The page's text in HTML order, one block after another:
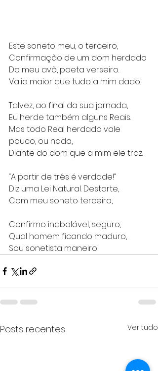
Este soneto meu, o terceiro,
Confirmação de um dom herdado
Do meu avô, poeta verseiro.
Valia maior que tudo a mim dado.
Talvez, ao final da sua jornada,
Eu herde também alguns Reais.
Mas todo Real herdado vale
pouco, ou nada,
Diante do dom que a mim ele traz.
“A partir de três é verdade!”
Diz uma Lei Natural. Destarte,
Com meu soneto terceiro,
Confirmo inabalável, seguro,
Qual homem ficando maduro,
Sou sonetista maneiro!
Posts recentes Ver tudo